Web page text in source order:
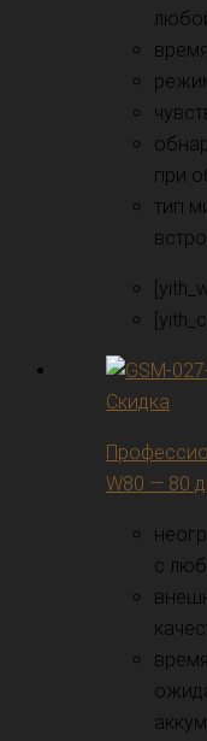
при
тип
Скидка
W80 — 80
с